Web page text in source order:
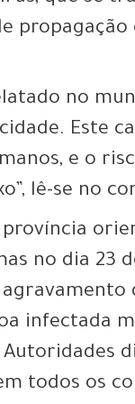
propagação
no
Este
e o
lê-se no
no dia 23
infectada
todos os